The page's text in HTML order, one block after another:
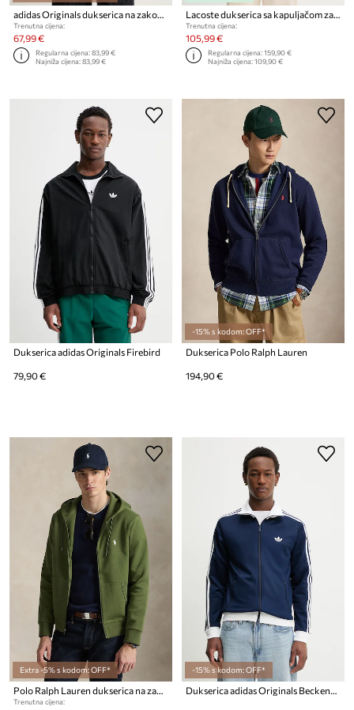
adidas Originals dukserica na zakopčavanje za muškarce
Trenutna cijena:
67,99 €
Regularna cijena:83,99 €
Najniža cijena:83,99 €
Lacoste dukserica sa kapuljačom za muškarce s pamukom
Trenutna cijena:
105,99 €
Regularna cijena:159,90 €
Najniža cijena:109,90 €
Dukserica adidas Originals Firebird
79,90 €
-15% s kodom: OFF*
Dukserica Polo Ralph Lauren
194,90 €
Extra -5% s kodom: OFF*
Trenutna cijena:
-15% s kodom: OFF*